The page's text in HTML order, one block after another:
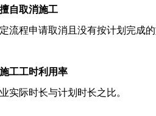
擅自取消施工
流程申请取消且没有按计划完成的
施工工时利用率
实际时长与计划时长之比。